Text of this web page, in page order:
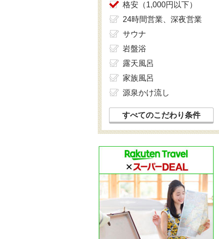
格安（1,000円以下）
24時間営業、深夜営業
サウナ
岩盤浴
露天風呂
家族風呂
源泉かけ流し
すべてのこだわり条件